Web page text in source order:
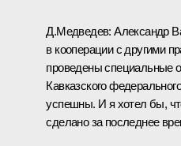
Д.Медведев:Александр
в кооперации с другими
проведены специальные
Кавказского
успешны. И я хотел бы,
сделано за последнее